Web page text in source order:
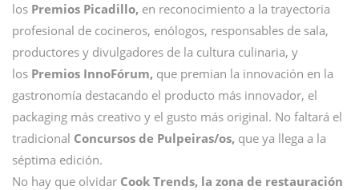
los Premios Picadillo, en reconocimiento a la trayectoria
profesional de cocineros, enólogos, responsables de sala,
productores y divulgadores de la cultura culinaria, y
los Premios InnoFórum, que premian la innovación en la
gastronomía destacando el producto más innovador, el
packaging más creativo y el gusto más original. No faltará el
tradicional Concursos de Pulpeiras/os, que ya llega a la
séptima edición.
No hay que olvidar Cook Trends, la zona de restauración